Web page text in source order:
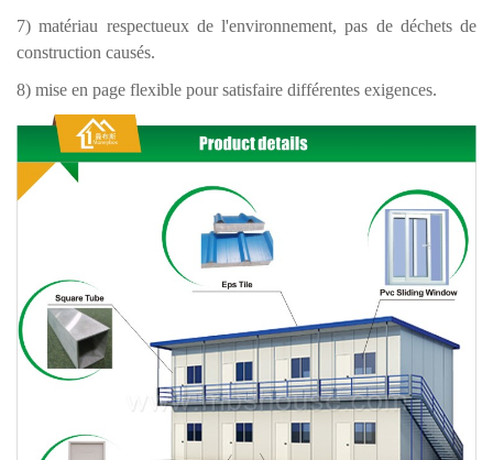
7) matériau respectueux de l'environnement, pas de déchets de
construction causés.
8) mise en page flexible pour satisfaire différentes exigences.